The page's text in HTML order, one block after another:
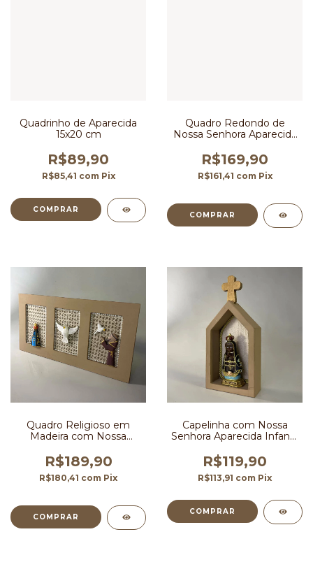
Quadrinho de Aparecida
15x20 cm
R$89,90
R$85,41 com Pix
Quadro Redondo de
Nossa Senhora Aparecida
36 cm
R$169,90
R$161,41 com Pix
Quadro Religioso em
Madeira com Nossa
Francisco e Divino Espírito
Santo 40x21 cm
R$189,90
R$180,41 com Pix
Capelinha com Nossa
Senhora Aparecida Infantil
R$119,90
R$113,91 com Pix